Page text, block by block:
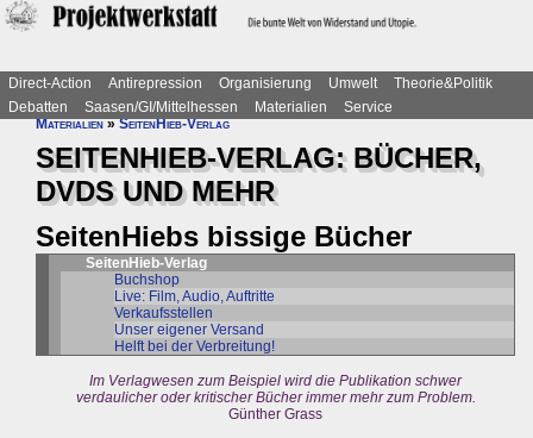
Direct-Action Antirepression Organisierung Umwelt
Theorie&Politik
Debatten
Saasen/GI/Mittelhessen Materialien
Service
Materialien»SeitenHieb-Verlag
SEITENHIEB-VERLAG: BÜCHER,
DVDS UND MEHR
SeitenHiebs bissige Bücher
SeitenHieb-Verlag
Buchshop
Live: Film, Audio, Auftritte
Verkaufsstellen
Unser eigener Versand
Helft bei der Verbreitung!
Im Verlagwesen zum Beispiel wird die Publikation schwer
verdaulicher oder kritischer Bücher immer mehr zum Problem.
Günther Grass